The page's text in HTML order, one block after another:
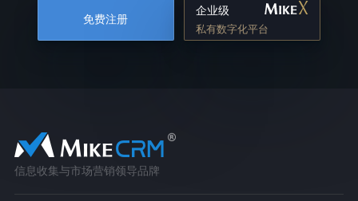
免费注册
企业级
私有数字化平台
信息收集与市场营销领导品牌